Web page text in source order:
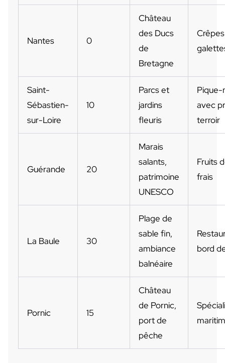
Nantes 0
Château
des Ducs
de
Bretagne
Saint-
Sébastien-
sur-Loire
10
Parcs et
jardins
fleuris
Pique-
avec
terroir
Guérande 20
Marais
salants,
patrimoine
UNESCO
Fruits
frais
La Baule 30
Plage de
sable fin,
ambiance
balnéaire
bord
Pornic 15
Château
de Pornic,
port de
pêche